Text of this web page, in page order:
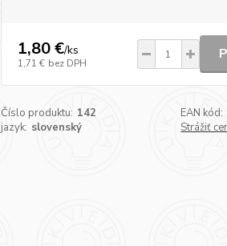
1,80 €/ks
1,71 € bez DPH
Číslo produktu: 142 EAN kód:
jazyk: slovenský Strážiť